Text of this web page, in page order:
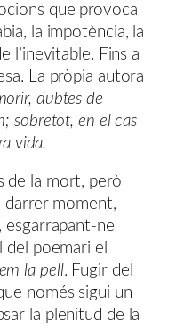
que provoca
la impotència, la
l’inevitable. Fins a
La pròpia autora
dubtes de
sobretot, en el cas
vida.
de la mort, però
moment,
esgarrapant-ne
poemari el
la pell. Fugir del
només sigui un
la plenitud de la